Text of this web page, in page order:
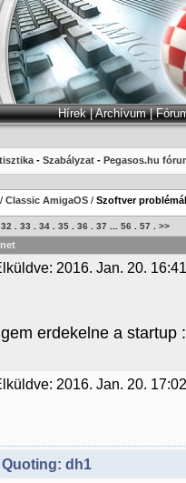
Hírek|Archívum|
- Szabályzat - Pegasos.hu
/ Classic AmigaOS / Szoftver
32 33 34 35 36 37 56 57 >>
2016. Jan. 20. 16:41
erdekelne a startup
2016. Jan. 20. 17:02
Quoting: dh1